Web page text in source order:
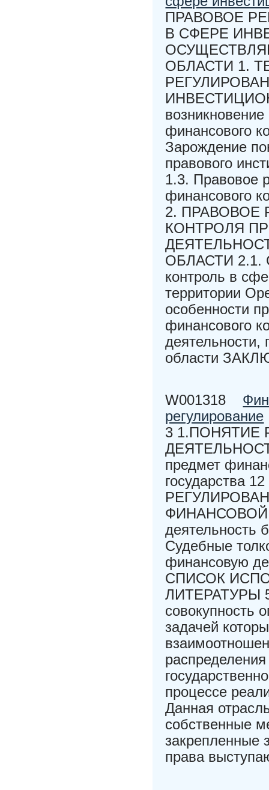
ПРАВОВОЕ
В СФЕРЕ
ОБЛАСТИ 1.
финансового
Зарождение
правового
1.3. Правовое
финансового
2. ПРАВОВОЕ
КОНТРОЛЯ
ОБЛАСТИ 2.1.
контроль в
территории
особенности
финансового
деятельности,
области
W001318
регулирование
3 1.ПОНЯТИЕ
предмет
государства
ФИНАНСОВОЙ
деятельность
Судебные
финансовую
СПИСОК
ЛИТЕРАТУРЫ
совокупность
задачей
процессе
Данная
собственные
закрепленные
права